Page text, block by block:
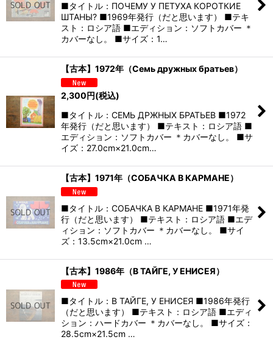
■タイトル：ПОЧЕМУ У ПЕТУХА КОРОТКИЕ
ШТАНЫ? ■1969年発行（だと思います） ■テキ
スト：ロシア語 ■エディション：ソフトカバー ＊
カバーなし。 ■サイズ：1…
【古本】1972年（Семь дружных братьев）
2,300円(税込)
■タイトル：СЕМЬ ДРЖНЫХ БРАТЬЕВ ■1972
年発行（だと思います） ■テキスト：ロシア語 ■
エディション：ソフトカバー ＊カバーなし。 ■サ
イズ：27.0cm×21.0cm…
【古本】1971年（СОБАЧКА В КАРМАНЕ）
■タイトル：СОБАЧКА В КАРМАНЕ ■1971年発
行（だと思います） ■テキスト：ロシア語 ■エデ
ィション：ソフトカバー ＊カバーなし。 ■サイ
ズ：13.5cm×21.0cm …
【古本】1986年（В ТАЙГЕ, У ЕНИСЕЯ）
■タイトル：В ТАЙГЕ, У ЕНИСЕЯ ■1986年発行
（だと思います） ■テキスト：ロシア語 ■エディ
ション：ハードカバー ＊カバーなし。 ■サイズ：
28.5cm×21.5cm …